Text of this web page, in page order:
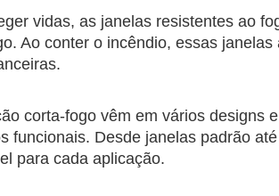
vidas, as janelas resistentes ao
Ao conter o incêndio, essas
corta-fogo vêm em vários designs
funcionais. Desde janelas padrão
para cada aplicação.